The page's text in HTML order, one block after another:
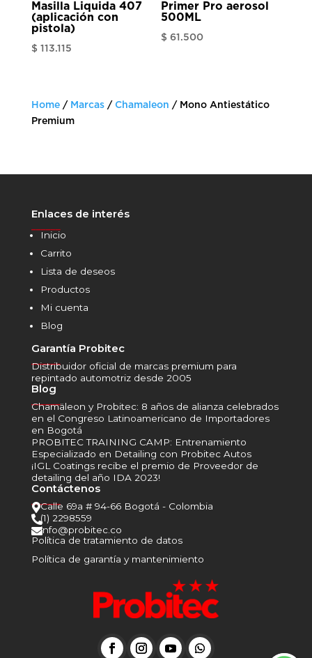
Masilla Liquida 407
(aplicación con
pistola)
$ 113.115
Primer Pro aerosol
500ML
$ 61.500
Home/ Marcas/ Chamaleon / Mono Antiestático
Premium
Enlaces de interés
Inicio
Carrito
Lista de deseos
Productos
Mi cuenta
Blog
Garantía Probitec
______
Distribuidor oficial de marcas premium para
repintado automotriz desde 2005
Blog
______
Chamäleon y Probitec: 8 años de alianza celebrados
en el Congreso Latinoamericano de Importadores
en Bogotá
PROBITEC TRAINING CAMP: Entrenamiento
Especializado en Detailing con Probitec Autos
¡IGL Coatings recibe el premio de Proveedor de
detailing del año IDA 2023!
Contáctenos
______
Calle 69a # 94-66 Bogotá - Colombia
(1) 2298559
info@probitec.co
Política de tratamiento de datos
Política de garantía y mantenimiento